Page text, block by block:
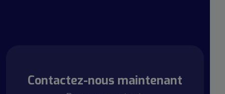
Contactez-nous maintenant